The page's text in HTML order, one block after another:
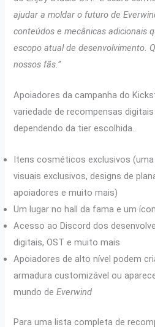
ajudar a moldar o futuro de
conteúdos e mecânicas adicionais
escopo atual de desenvolvimento.
nossos fãs.”
Apoiadores da campanha do
variedade de recompensas
dependendo da tier escolhida.
Itens cosméticos exclusivos (uma
visuais exclusivos, designs de
apoiadores e muito mais)
Um lugar no hall da fama e um
Acesso ao Discord dos
digitais, OST e muito mais
Apoiadores de alto nível podem
armadura customizável ou
mundo deEverwind
Para uma lista completa de